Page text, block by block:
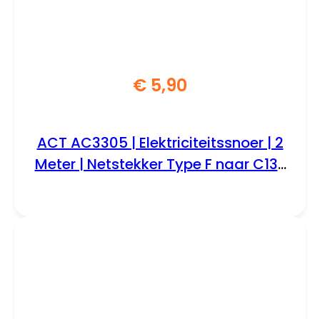
€ 5,90
ACT AC3305 | Elektriciteitssnoer | 2
Meter | Netstekker Type F naar C13 |